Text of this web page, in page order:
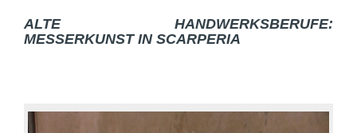
ALTE HANDWERKSBERUFE:
MESSERKUNST IN SCARPERIA